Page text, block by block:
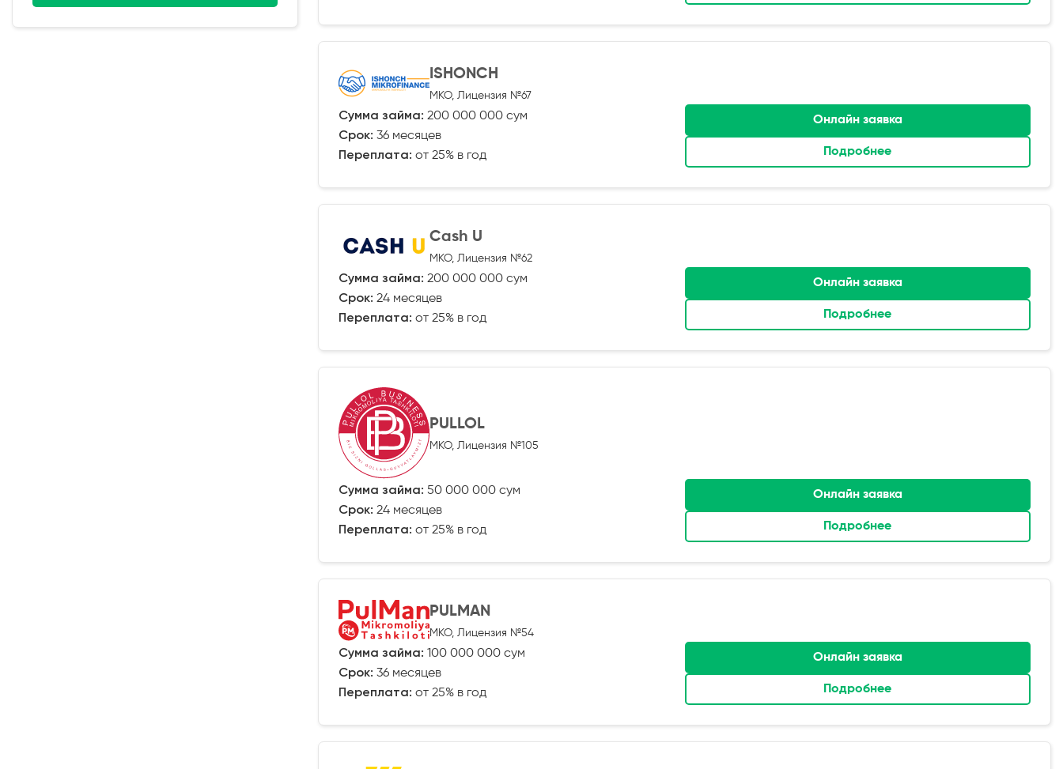
ISHONCH
МКО, Лицензия №67
Сумма займа: 200 000 000 сум
Срок: 36 месяцев
Переплата: от 25% в год
Онлайн заявка
Подробнее
Cash U
МКО, Лицензия №62
Сумма займа: 200 000 000 сум
Срок: 24 месяцев
Переплата: от 25% в год
Онлайн заявка
Подробнее
PULLOL
МКО, Лицензия №105
Сумма займа: 50 000 000 сум
Срок: 24 месяцев
Переплата: от 25% в год
Онлайн заявка
Подробнее
PULMAN
МКО, Лицензия №54
Сумма займа: 100 000 000 сум
Срок: 36 месяцев
Переплата: от 25% в год
Онлайн заявка
Подробнее